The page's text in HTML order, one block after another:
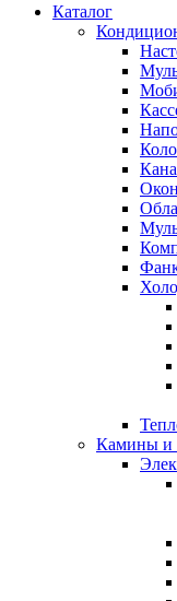
Каталог
Камины и